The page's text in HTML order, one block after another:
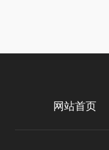
网站首页